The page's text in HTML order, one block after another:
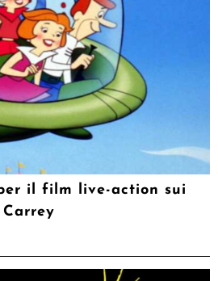
il film live-action sui